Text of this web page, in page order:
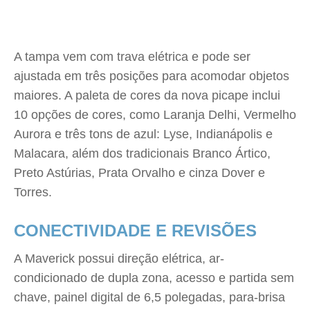
A tampa vem com trava elétrica e pode ser
ajustada em três posições para acomodar objetos
maiores. A paleta de cores da nova picape inclui
10 opções de cores, como Laranja Delhi, Vermelho
Aurora e três tons de azul: Lyse, Indianápolis e
Malacara, além dos tradicionais Branco Ártico,
Preto Astúrias, Prata Orvalho e cinza Dover e
Torres.
CONECTIVIDADE E REVISÕES
A Maverick possui direção elétrica, ar-
condicionado de dupla zona, acesso e partida sem
chave, painel digital de 6,5 polegadas, para-brisa